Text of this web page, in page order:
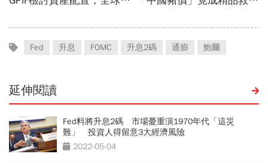
Fed 升息 FOMC 升息2碼 通膨 鮑爾
延伸閱讀
Fed料將升息2碼 市場憂重演1970年代「這災
難」 投資人得留意3大經濟風險
2022-05-04